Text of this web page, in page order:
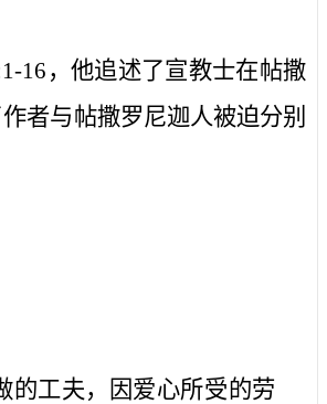
16 ，他追述了宣教士在帖撒
者与帖撒罗尼迦人被迫分别
的工夫，因爱心所受的劳